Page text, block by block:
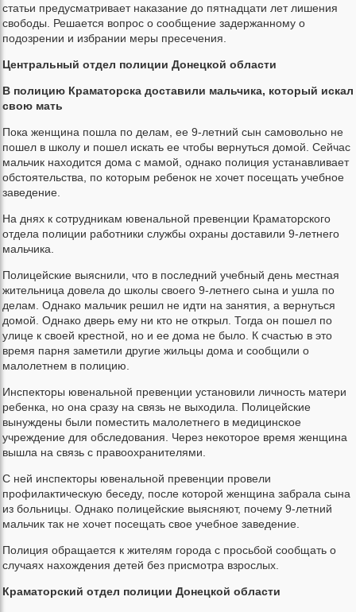
статьи предусматривает наказание до пятнадцати лет лишения
свободы. Решается вопрос о сообщение задержанному о
подозрении и избрании меры пресечения.
Центральный отдел полиции Донецкой области
В полицию Краматорска доставили мальчика, который искал
свою мать
Пока женщина пошла по делам, ее 9-летний сын самовольно не
пошел в школу и пошел искать ее чтобы вернуться домой. Сейчас
мальчик находится дома с мамой, однако полиция устанавливает
обстоятельства, по которым ребенок не хочет посещать учебное
заведение.
На днях к сотрудникам ювенальной превенции Краматорского
отдела полиции работники службы охраны доставили 9-летнего
мальчика.
Полицейские выяснили, что в последний учебный день местная
жительница довела до школы своего 9-летнего сына и ушла по
делам. Однако мальчик решил не идти на занятия, а вернуться
домой. Однако дверь ему ни кто не открыл. Тогда он пошел по
улице к своей крестной, но и ее дома не было. К счастью в это
время парня заметили другие жильцы дома и сообщили о
малолетнем в полицию.
Инспекторы ювенальной превенции установили личность матери
ребенка, но она сразу на связь не выходила. Полицейские
вынуждены были поместить малолетнего в медицинское
учреждение для обследования. Через некоторое время женщина
вышла на связь с правоохранителями.
С ней инспекторы ювенальной превенции провели
профилактическую беседу, после которой женщина забрала сына
из больницы. Однако полицейские выясняют, почему 9-летний
мальчик так не хочет посещать свое учебное заведение.
Полиция обращается к жителям города с просьбой сообщать о
случаях нахождения детей без присмотра взрослых.
Краматорский отдел полиции Донецкой области